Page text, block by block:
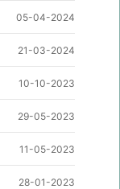
05-04-2024
21-03-2024
10-10-2023
29-05-2023
11-05-2023
28-01-2023